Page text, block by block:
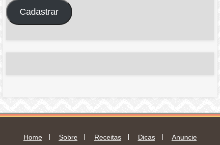
endereço
de
Cadastrar
Home Sobre Receitas Dicas Anuncie